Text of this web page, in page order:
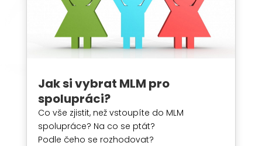
Jak si vybrat MLM pro
spolupráci?
Co vše zjistit, než vstoupíte do MLM
spolupráce? Na co se ptát?
Podle čeho se rozhodovat?